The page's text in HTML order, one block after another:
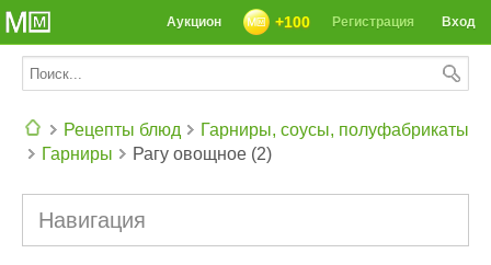
Вход
Регистрация
+100
Аукцион
Рецепты блюд
Гарниры, соусы, полуфабрикаты
Гарниры
Рагу овощное (2)
Навигация